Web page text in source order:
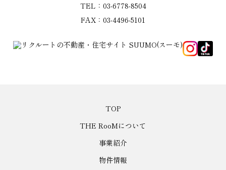
TEL：03-6778-8504
FAX：03-4496-5101
TOP
THE RooMについて
事業紹介
物件情報